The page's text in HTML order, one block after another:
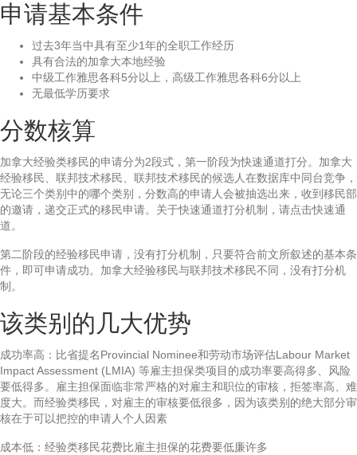
申请基本条件
过去3年当中具有至少1年的全职工作经历
具有合法的加拿大本地经验
中级工作雅思各科5分以上，高级工作雅思各科6分以上
无最低学历要求
分数核算
加拿大经验类移民的申请分为2段式，第一阶段为快速通道打分。加拿大
经验移民、联邦技术移民、联邦技术移民的候选人在数据库中同台竞争，
无论三个类别中的哪个类别，分数高的申请人会被抽选出来，收到移民部
的邀请，递交正式的移民申请。关于快速通道打分机制，请点击快速通
道。
第二阶段的经验移民申请，没有打分机制，只要符合前文所叙述的基本条
件，即可申请成功。加拿大经验移民与联邦技术移民不同，没有打分机
制。
该类别的几大优势
成功率高：比省提名Provincial Nominee和劳动市场评估Labour Market
Impact Assessment (LMIA) 等雇主担保类项目的成功率要高得多、风险
要低得多。雇主担保面临非常严格的对雇主和职位的审核，拒签率高、难
度大。而经验类移民，对雇主的审核要低很多，因为该类别的绝大部分审
核在于可以把控的申请人个人因素
成本低：经验类移民花费比雇主担保的花费要低廉许多